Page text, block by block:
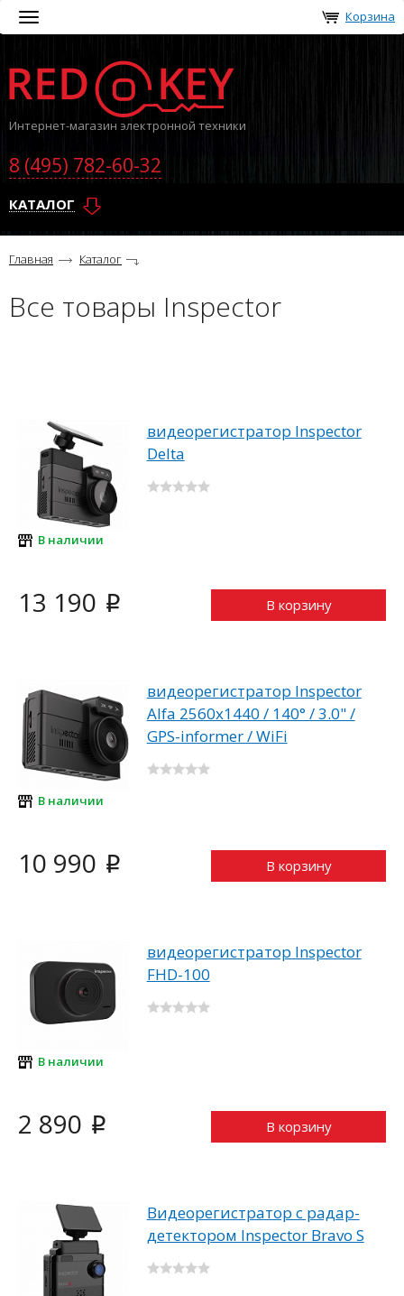
Toggle
navigation
Корзина
Интернет-магазин электронной техники
8 (495) 782-60-32
КАТАЛОГ
Главная Каталог
Все товары Inspector
В наличии
видеорегистратор Inspector
Delta
13 190 i В корзину
В наличии
видеорегистратор Inspector
Alfa 2560x1440 / 140° / 3.0" /
GPS-informer / WiFi
10 990 i В корзину
В наличии
видеорегистратор Inspector
FHD-100
2 890 i В корзину
Видеорегистратор c радар-
детектором Inspector Bravo S